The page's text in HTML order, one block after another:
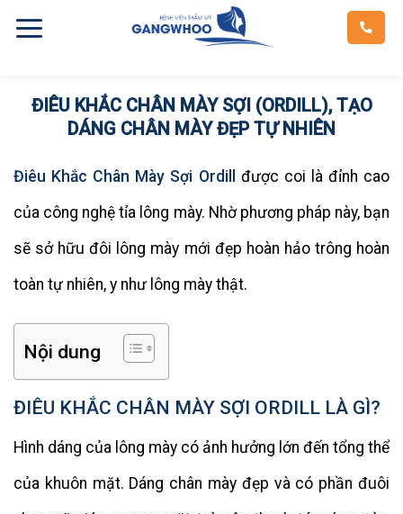
ĐIÊU KHẮC CHÂN MÀY SỢI (ORDILL), TẠO
DÁNG CHÂN MÀY ĐẸP TỰ NHIÊN
Điêu Khắc Chân Mày Sợi Ordill
được coi là đỉnh cao
của công nghệ tỉa lông mày. Nhờ phương pháp này, bạn
sẽ sở hữu đôi lông mày mới đẹp hoàn hảo trông hoàn
toàn tự nhiên, y như lông mày thật.
Nội dung
ĐIÊU KHẮC CHÂN MÀY SỢI ORDILL LÀ GÌ?
Hình dáng của lông mày có ảnh hưởng lớn đến tổng thể
của khuôn mặt. Dáng chân mày đẹp và có phần đuôi